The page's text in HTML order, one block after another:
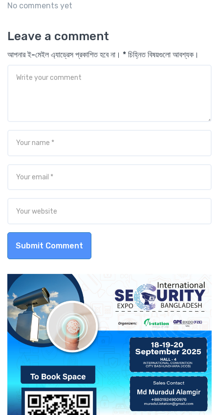
No comments yet
Leave a comment
আপনার ই-মেইল এ্যাড্রেস প্রকাশিত হবে না। * চিহ্নিত বিষয়গুলো আবশ্যক।
Submit Comment